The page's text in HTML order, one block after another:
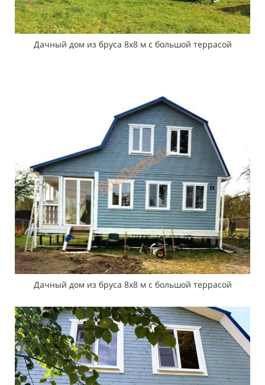
Дачный дом из бруса 8х8 м с большой террасой
Дачный дом из бруса 8х8 м с большой террасой